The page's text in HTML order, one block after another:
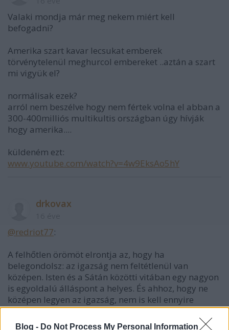
Blog - Do Not Process My Personal Information
Valaki mondja már meg nekem miért kell
befogadni?
Amerika szart kavar lecsukat emberek
törvénytelenül meghurcol embereket ..aztán a szart
mi vigyük el?
normálisak ezek?
arról nem beszélve hogy nem fértek volna el abban a
300-400milliós multikultis országban úgy hívják
hogy amerika....
küldeném ezt:
www.youtube.com/watch?v=4w9EksAo5hY
drkovax
@redriot77:
A felhőtlen örömöt elrontja az, hogy ha
belegondolsz: az igazság nem feltétlenül van
középen. Isten és a Sátán közötti vitában egy nagyon
is egyoldalú álláspont a helyes. És ahhoz, hogy ne
középen legyen az igazság, nem is kell ennyire
"szésőséges" vitapartnereket feltételezni. Ha pedig
az igazság nem középen van, akkor a középre állás a